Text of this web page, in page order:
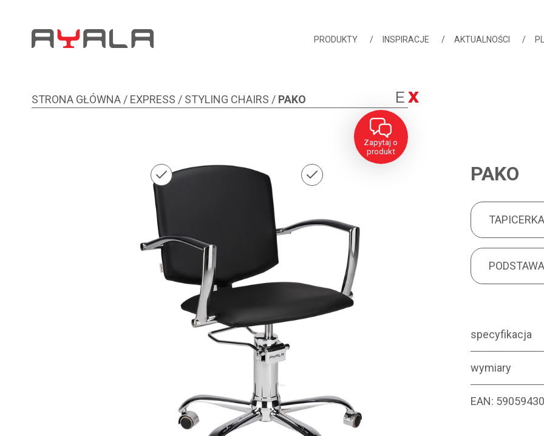
PRODUKTY INSPIRACJE AKTUALNOŚCI
STRONA GŁÓWNA / EXPRESS / STYLING CHAIRS / PAKO
Zapytaj o
produkt
PAKO
PRODUCT
TAPICERKA
TAPICERKA
PODSTAWA
PODSTAWA
specyfikacja
wymiary
EAN: